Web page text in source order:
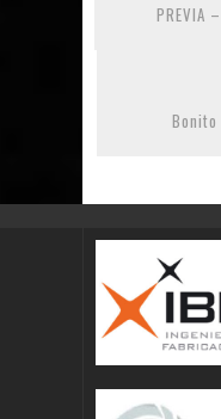
PREVIA